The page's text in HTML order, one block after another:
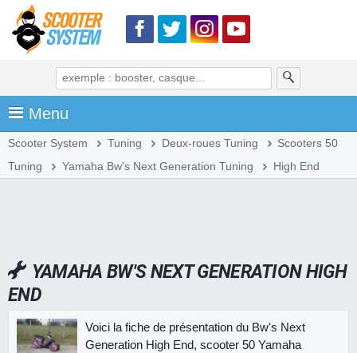
Menu
Scooter System Tuning Deux-roues Tuning
Scooters 50
Tuning
Yamaha Bw's Next Generation Tuning High End
YAMAHA BW'S NEXT GENERATION HIGH
END
Voici la fiche de présentation du Bw's Next
Generation High End, scooter 50 Yamaha